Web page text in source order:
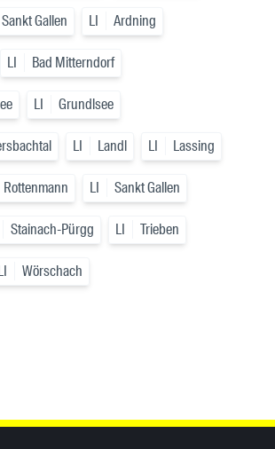
Gallen LI Ardning
LI Bad Mitterndorf
LI Grundlsee
LI Landl LI Lassing
Rottenmann LI Sankt Gallen
Stainach-Pürgg LI Trieben
Wörschach